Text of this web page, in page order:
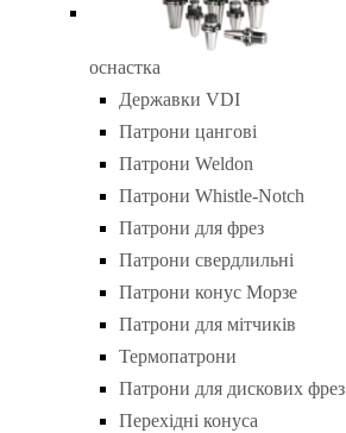
оснастка
Державки VDI
Патрони цангові
Патрони Weldon
Патрони Whistle-Notch
Патрони для фрез
Патрони свердлильні
Патрони конус Морзе
Патрони для мітчиків
Термопатрони
Патрони для дискових фрез
Перехідні конуса